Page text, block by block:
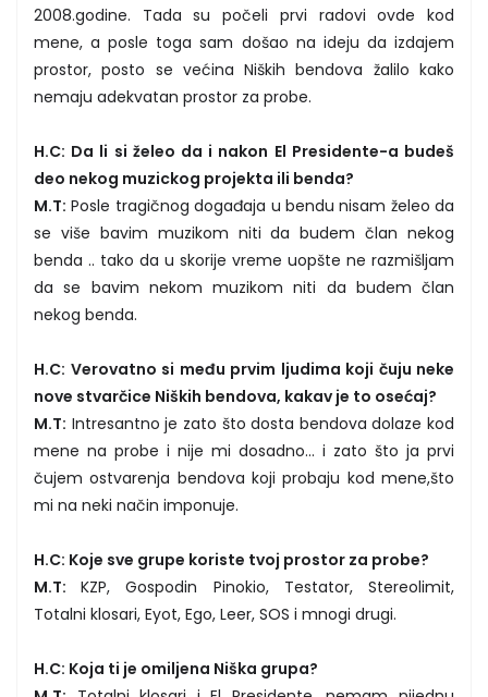
2008.godine. Tada su počeli prvi radovi ovde kod
mene, a posle toga sam došao na ideju da izdajem
prostor, posto se većina Niških bendova žalilo kako
nemaju adekvatan prostor za probe.
H.C: Da li si želeo da i nakon El Presidente-a budeš
deo nekog muzickog projekta ili benda?
M.T: Posle tragičnog događaja u bendu nisam želeo da
se više bavim muzikom niti da budem član nekog
benda .. tako da u skorije vreme uopšte ne razmišljam
da se bavim nekom muzikom niti da budem član
nekog benda.
H.C: Verovatno si među prvim ljudima koji čuju neke
nove stvarčice Niških bendova, kakav je to osećaj?
M.T: Intresantno je zato što dosta bendova dolaze kod
mene na probe i nije mi dosadno... i zato što ja prvi
čujem ostvarenja bendova koji probaju kod mene,što
mi na neki način imponuje.
H.C: Koje sve grupe koriste tvoj prostor za probe?
M.T:KZP, Gospodin Pinokio, Testator, Stereolimit,
Totalni klosari, Eyot, Ego, Leer, SOS i mnogi drugi.
H.C: Koja ti je omiljena Niška grupa?